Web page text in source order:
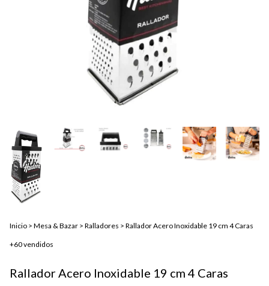
Inicio > Mesa & Bazar > Ralladores > Rallador Acero Inoxidable 19 cm 4 Caras
+60 vendidos
Rallador Acero Inoxidable 19 cm 4 Caras